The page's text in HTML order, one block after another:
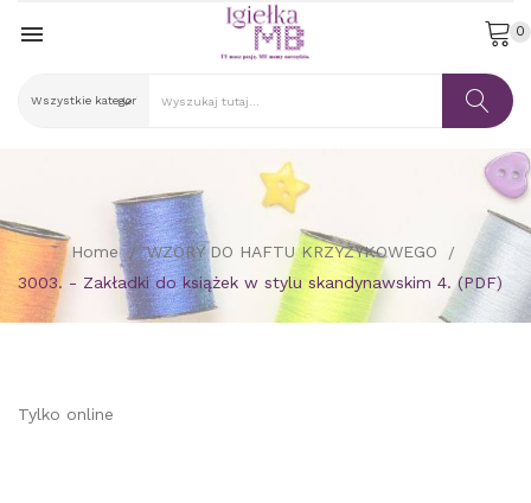
 0
Home
WZORY DO HAFTU KRZYŻYKOWEGO
3003. - Zakładki do książek w stylu skandynawskim 4. (PDF)
Tylko online